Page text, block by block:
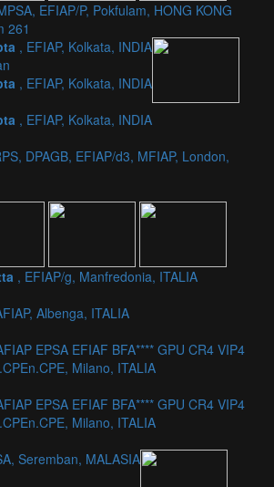
EFIAP/P, Pokfulam, HONG KONG
261
, EFIAP, Kolkata, INDIA
, EFIAP, Kolkata, INDIA
, EFIAP, Kolkata, INDIA
DPAGB, EFIAP/d3, MFIAP, London,
, EFIAP/g, Manfredonia, ITALIA
Albenga, ITALIA
EPSA EFIAF BFA**** GPU CR4 VIP4
Milano, ITALIA
EPSA EFIAF BFA**** GPU CR4 VIP4
Milano, ITALIA
Seremban, MALASIA